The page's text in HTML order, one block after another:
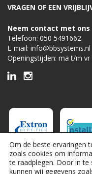
VRAGEN OF EEN
Neem contact met ons
Telefoon: 050 5491662
E-mail: info@bbsystems.nl
Openingstijden: ma t/m vr
Om de beste ervaringen
zoals cookies om
te raadplegen. Door in
kunnen wij gegevens